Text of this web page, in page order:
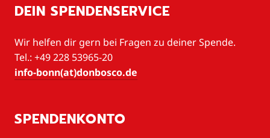
DEIN SPENDENSERVICE
Wir helfen dir gern bei Fragen zu deiner Spende.
Tel.: +49 228 53965-20
info-bonn(at)donbosco.de
SPENDENKONTO